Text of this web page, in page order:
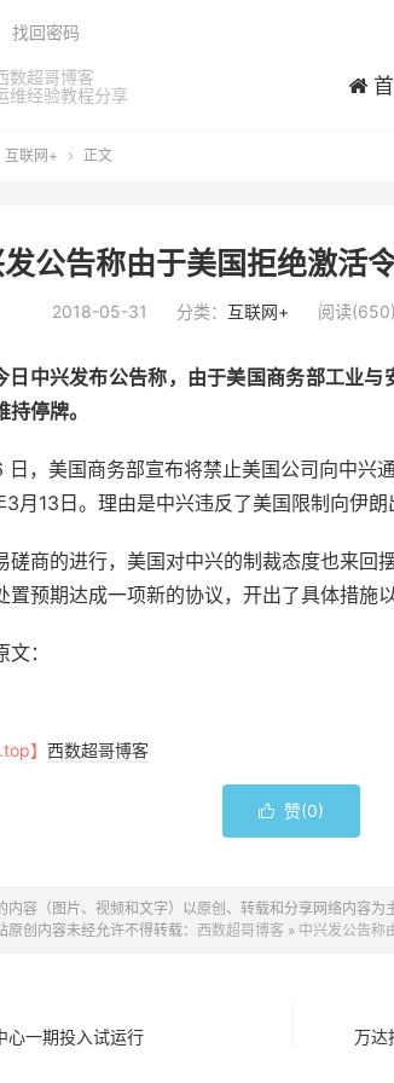
数超哥博客
维经验教程分享
找回密码
互联网+  正文
公告称由于美国拒绝激活
2018-05-31 分类： 互联网+ 阅读(650)
中兴发布公告称，由于美国商务部工业与
停牌。
日，美国商务部宣布将禁止美国公司向中兴
月13日。理由是中兴违反了美国限制向伊朗
磋商的进行，美国对中兴的制裁态度也来回
置预期达成一项新的协议，开出了具体措施
：
】 西数超哥博客
 赞(0)
内容（图片、视频和文字）以原创、转载和分享网络内容为
原创内容未经允许不得转载： 西数超哥博客 » 中兴发公告称
心一期投入试运行 万达